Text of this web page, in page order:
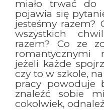
miało trwać do
pojawia się
jesteśmy razem?
wszystkich
razem? Co ze
romantycznymi
jeżeli każde
czy to w szkole,
pracy
znaleźć sobie
cokolwiek,